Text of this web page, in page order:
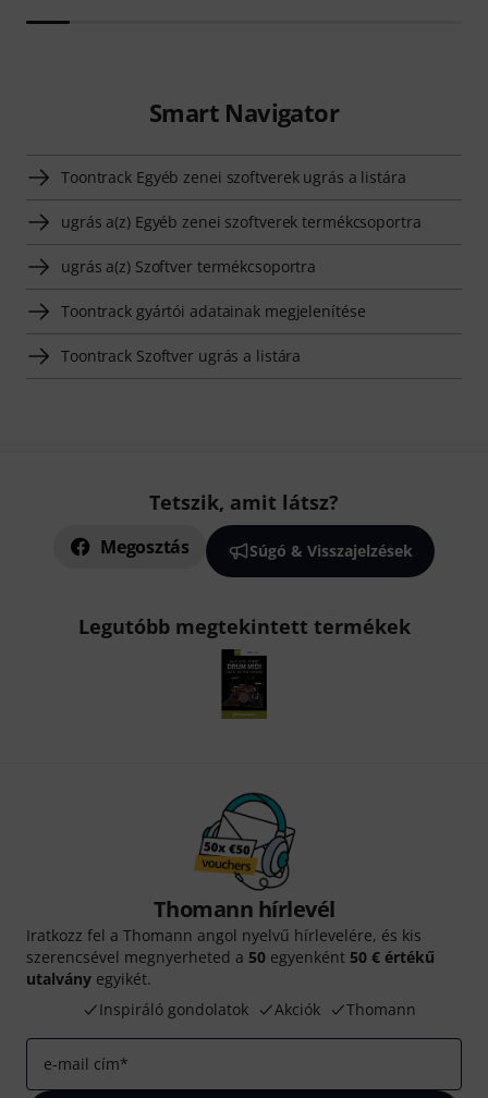
Smart Navigator
Toontrack Egyéb zenei szoftverek ugrás a listára
ugrás a(z) Egyéb zenei szoftverek termékcsoportra
ugrás a(z) Szoftver termékcsoportra
Toontrack gyártói adatainak megjelenítése
Toontrack Szoftver ugrás a listára
Tetszik, amit látsz?
Megosztás Súgó & Visszajelzések
Legutóbb megtekintett termékek
Thomann hírlevél
Iratkozz fel a Thomann angol nyelvű hírlevelére, és kis
szerencsével megnyerheted a 50 egyenként 50 € értékű
utalvány egyikét.
Inspiráló gondolatok
Akciók Thomann
e-mail cím*